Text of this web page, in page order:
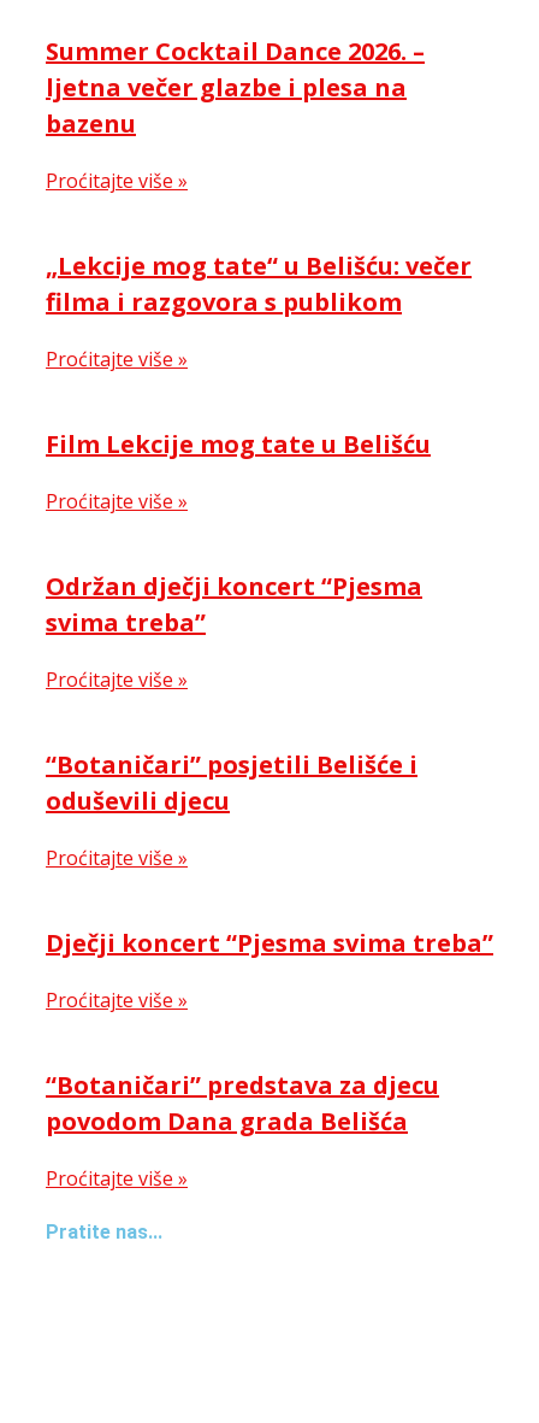
Summer Cocktail Dance 2026. –
ljetna večer glazbe i plesa na
bazenu
Proćitajte više »
„Lekcije mog tate“ u Belišću: večer
filma i razgovora s publikom
Proćitajte više »
Film Lekcije mog tate u Belišću
Proćitajte više »
Održan dječji koncert “Pjesma
svima treba”
Proćitajte više »
“Botaničari” posjetili Belišće i
oduševili djecu
Proćitajte više »
Dječji koncert “Pjesma svima treba”
Proćitajte više »
“Botaničari” predstava za djecu
povodom Dana grada Belišća
Proćitajte više »
Pratite nas...